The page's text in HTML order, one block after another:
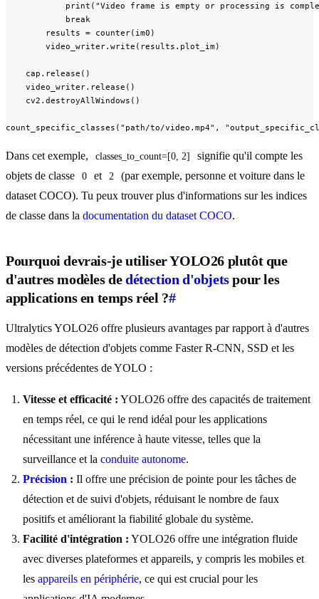
print("Video frame is empty or processing is
            break
        results = counter(im0)
        video_writer.write(results.plot_im)
    cap.release()
    video_writer.release()
    cv2.destroyAllWindows()
count_specific_classes("path/to/video.mp4",
Dans cet exemple, classes_to_count=[0, 2]
signifie qu'il compte les
objets de classe
0 et 2
(par exemple, personne et voiture dans le
dataset COCO). Tu peux trouver plus d'informations sur les indices
de classe dans la documentation du dataset COCO.
Pourquoi devrais-je utiliser YOLO26 plutôt que
d'autres modèles dedétection d'objetspour les
applications en temps réel ?#
Ultralytics YOLO26 offre plusieurs avantages par rapport à d'autres
modèles de détection d'objets comme Faster R-CNN, SSD et les
versions précédentes de YOLO :
Vitesse et efficacité : YOLO26 offre des capacités de traitement
en temps réel, ce qui le rend idéal pour les applications
nécessitant une inférence à haute vitesse, telles que la
surveillance et la conduite autonome.
Précision : Il offre une précision de pointe pour les tâches de
détection et de suivi d'objets, réduisant le nombre de faux
positifs et améliorant la fiabilité globale du système.
Facilité d'intégration : YOLO26 offre une intégration fluide
avec diverses plateformes et appareils, y compris les mobiles et
les appareils en périphérie, ce qui est crucial pour les